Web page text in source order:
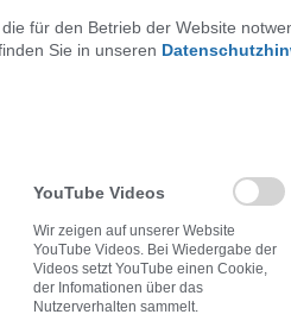
Service überzeugen.
für den Betrieb der Website
Sie in unseren
YouTube Videos
Wir zeigen auf unserer Website
YouTube Videos. Bei Wiedergabe der
Videos setzt YouTube einen Cookie,
der Infomationen über das
Nutzerverhalten sammelt.